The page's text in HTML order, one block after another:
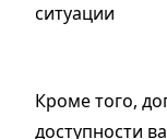
ситуации
Кроме того,
доступности